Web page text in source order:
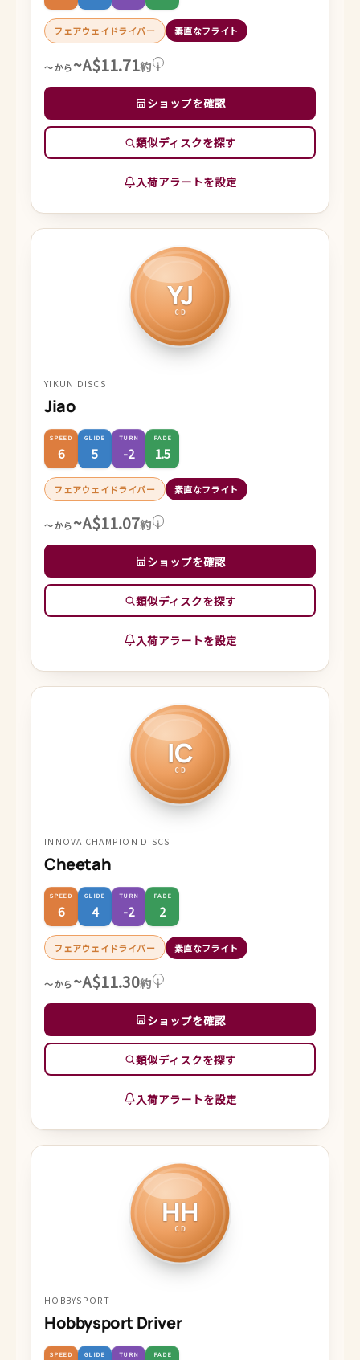
フェアウェイドライバー 素直なフライト
～から~A$11.71約 i
ショップを確認
類似ディスクを探す
入荷アラートを設定
YJ
CD
YIKUN DISCS
Jiao
SPEED
6
GLIDE
5
TURN
-2
FADE
1.5
フェアウェイドライバー 素直なフライト
～から~A$11.07約 i
ショップを確認
類似ディスクを探す
入荷アラートを設定
IC
CD
INNOVA CHAMPION DISCS
Cheetah
SPEED
6
GLIDE
4
TURN
-2
FADE
2
フェアウェイドライバー 素直なフライト
～から~A$11.30約 i
ショップを確認
類似ディスクを探す
入荷アラートを設定
HH
CD
HOBBYSPORT
Hobbysport Driver
SPEED GLIDE TURN FADE